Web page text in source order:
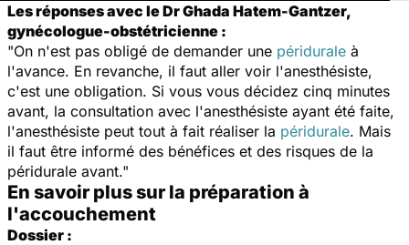
Les réponses avec le Dr Ghada Hatem-Gantzer,
gynécologue-obstétricienne :
"On n'est pas obligé de demander une péridurale à
l'avance. En revanche, il faut aller voir l'anesthésiste,
c'est une obligation. Si vous vous décidez cinq minutes
avant, la consultation avec l'anesthésiste ayant été faite,
l'anesthésiste peut tout à fait réaliser la péridurale. Mais
il faut être informé des bénéfices et des risques de la
péridurale avant."
En savoir plus sur la préparation à
l'accouchement
Dossier :